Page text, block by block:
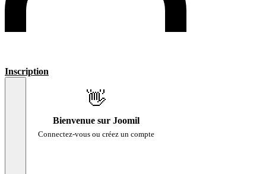
Inscription
👋
Bienvenue sur Joomil
Connectez-vous ou créez un compte